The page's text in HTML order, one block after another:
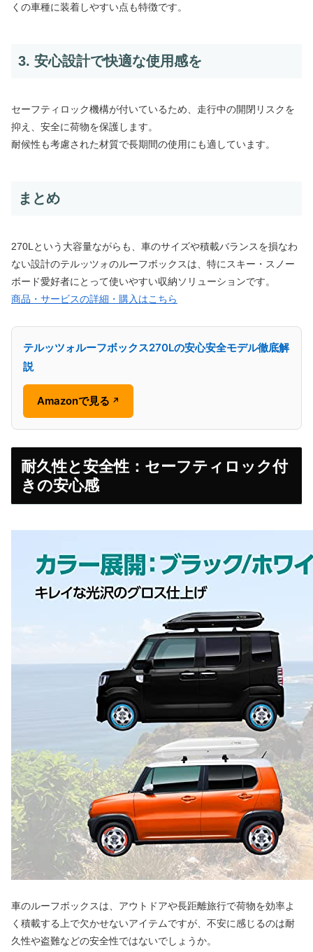
くの車種に装着しやすい点も特徴です。
3. 安心設計で快適な使用感を
セーフティロック機構が付いているため、走行中の開閉リスクを
抑え、安全に荷物を保護します。
耐候性も考慮された材質で長期間の使用にも適しています。
まとめ
270Lという大容量ながらも、車のサイズや積載バランスを損なわ
ない設計のテルッツォのルーフボックスは、特にスキー・スノー
ボード愛好者にとって使いやすい収納ソリューションです。
商品・サービスの詳細・購入はこちら
テルッツォルーフボックス270Lの安心安全モデル徹底解
説
Amazonで見る ↗
耐久性と安全性：セーフティロック付
きの安心感
車のルーフボックスは、アウトドアや長距離旅行で荷物を効率よ
く積載する上で欠かせないアイテムですが、不安に感じるのは耐
久性や盗難などの安全性ではないでしょうか。